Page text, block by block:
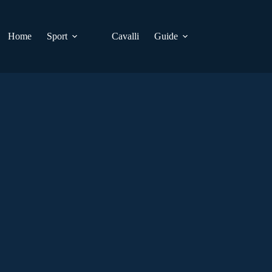
Home
Sport Cavalli Guide